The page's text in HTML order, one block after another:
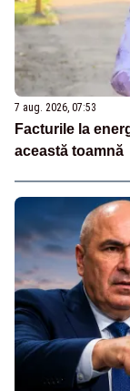
7 aug. 2026, 07:53
Facturile la
această toamnă